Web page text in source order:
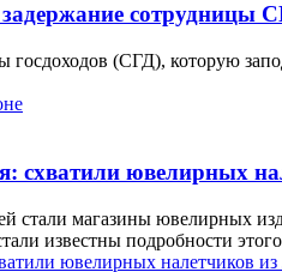
сотрудницы
(СГД), которую
схватили ювелирных
стали магазины ювелирных
известны подробности